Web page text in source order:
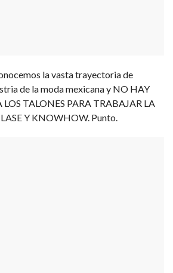
la vasta trayectoria de
de la moda mexicana y NO HAY
LOS TALONES PARA TRABAJAR LA
Y KNOWHOW. Punto.